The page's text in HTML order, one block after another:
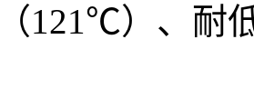
121℃）、耐